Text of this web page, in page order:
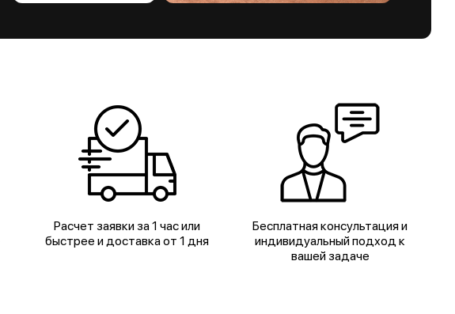
Расчет заявки за 1 час или
быстрее и доставка от 1 дня
Бесплатная консультация и
индивидуальный подход к
вашей задаче